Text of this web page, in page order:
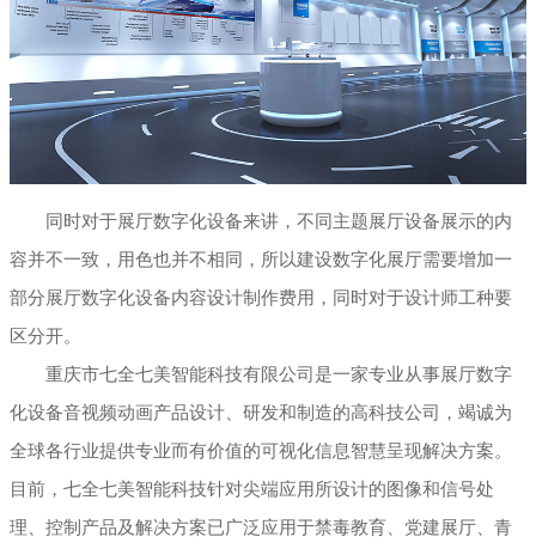
同时对于展厅数字化设备来讲，不同主题展厅设备展示的内
容并不一致，用色也并不相同，所以建设数字化展厅需要增加一
部分展厅数字化设备内容设计制作费用，同时对于设计师工种要
区分开。
重庆市七全七美智能科技有限公司是一家专业从事展厅数字
化设备音视频动画产品设计、研发和制造的高科技公司，竭诚为
全球各行业提供专业而有价值的可视化信息智慧呈现解决方案。
目前，七全七美智能科技针对尖端应用所设计的图像和信号处
理、控制产品及解决方案已广泛应用于禁毒教育、党建展厅、青